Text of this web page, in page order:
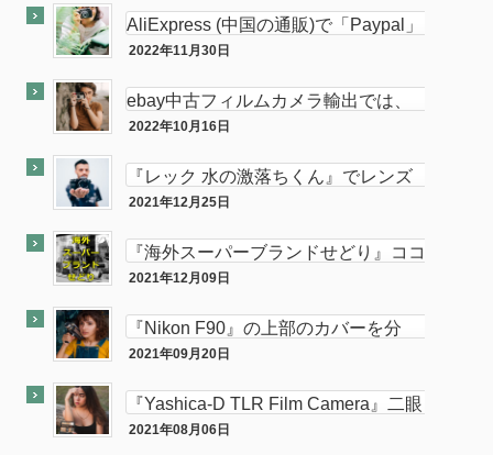
AliExpress (中国の通販)で「Paypal」
使って買い物してみた
2022年11月30日
ebay中古フィルムカメラ輸出では、
意外と「二眼カメラ」がオススメ…か
2022年10月16日
『レック 水の激落ちくん』でレンズ
のカビが簡単に落とせてふき取りも超
2021年12月25日
『海外スーパーブランドせどり』ココ
ナラに出品致しました。
2021年12月09日
『Nikon F90』の上部のカバーを分
解・修理してみた。
2021年09月20日
『Yashica-D TLR Film Camera』二眼
カメラが売れました。
2021年08月06日